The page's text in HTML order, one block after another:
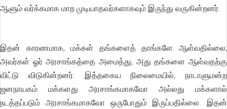
ஆளும் வர்க்கமாக மாற முடியாதவர்களாகவும் இருந்து வருகின்றனர்.
இதன் காரணமாக, மக்கள் தங்களைத் தாங்களே ஆள்வதில்லை;
அவர்கள் ஓர் அரசாங்கத்தை அமைத்து, அது தங்களை ஆள்வதற்கு
விட்டு விடுகின்றனர். இத்தகைய நிலைமையில், நாடாளுமன்ற
ஜனநாயகம் மக்களது அரசாங்கமாகவோ அல்லது மக்களால்
நடத்தப்படும் அரசாங்கமாகவோ ஒருபோதும் இருப்பதில்லை. இதன்